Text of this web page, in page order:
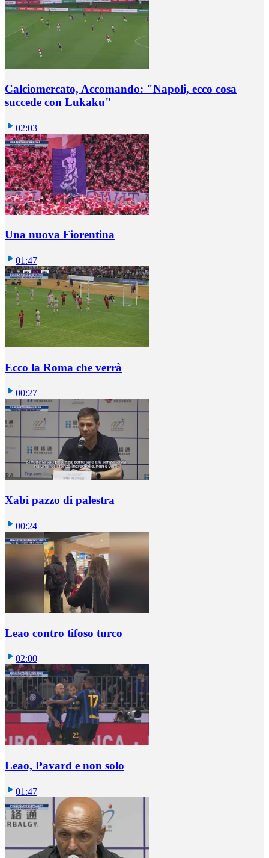
Calciomercato, Accomando: "Napoli, ecco cosa
succede con Lukaku"
02:03
Una nuova Fiorentina
01:47
Ecco la Roma che verrà
00:27
Xabi pazzo di palestra
00:24
Leao contro tifoso turco
02:00
Leao, Pavard e non solo
01:47